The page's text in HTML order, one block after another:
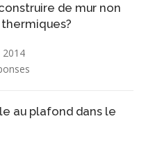
de mur non
2014
au plafond dans le